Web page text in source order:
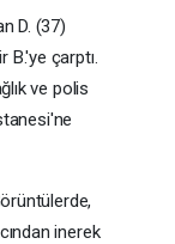
D. (37)
B.'ye çarptı.
ve polis
inerek